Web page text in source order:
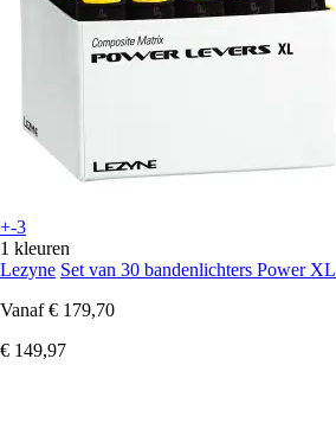
+-3
1 kleuren
Lezyne Set van 30 bandenlichters Power XL
Vanaf € 179,70
€ 149,97